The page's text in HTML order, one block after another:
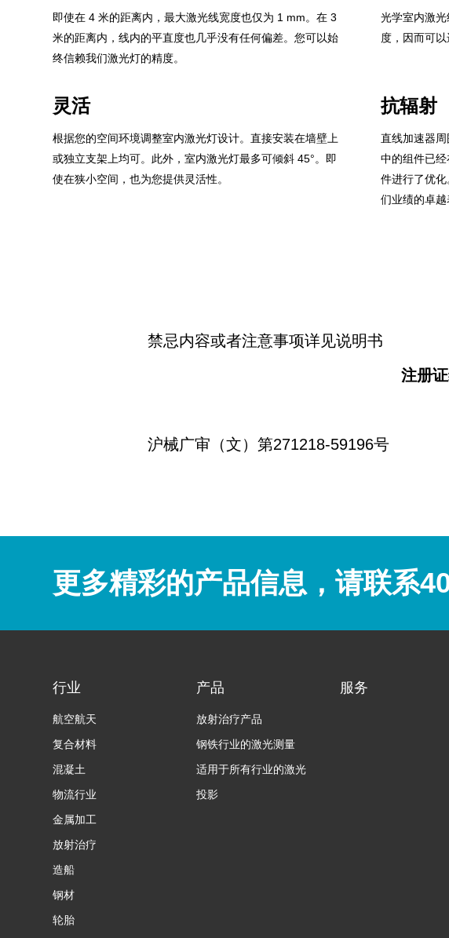
即使在 4 米的距离内，最大激光线宽度也仅为 1 mm。在 3
米的距离内，线内的平直度也几乎没有任何偏差。您可以始
终信赖我们激光灯的精度。
光学室内激
度，因而可以
灵活
根据您的空间环境调整室内激光灯设计。直接安装在墙壁上
或独立支架上均可。此外，室内激光灯最多可倾斜 45°。即
使在狭小空间，也为您提供灵活性。
抗辐射
直线加速器
中的组件已
件进行了优
们业绩的卓越
禁忌内容或者注意事项详见说明书
注册
沪械广审（文）第271218-59196号
更多精彩的产品信息，请联系
行业
航空航天
复合材料
混凝土
物流行业
金属加工
放射治疗
造船
钢材
轮胎
产品
放射治疗产品
钢铁行业的激光测量
适用于所有行业的激光
投影
服务